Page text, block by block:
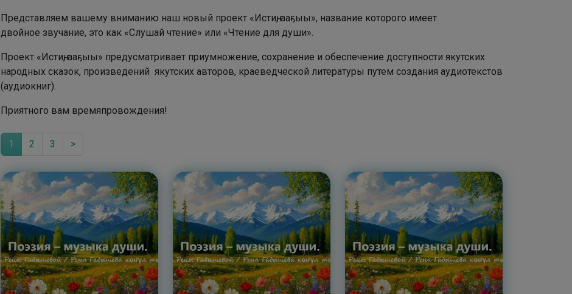
Представляем вашему вниманию наш новый проект «Истиҥ, ааҕыы», название которого имеет
двойное звучание, это как «Слушай чтение» или «Чтение для души».
Проект «Истиҥ, ааҕыы» предусматривает приумножение, сохранение и обеспечение доступности якутских
народных сказок, произведений якутских авторов, краеведческой литературы путем создания аудиотекстов
(аудиокниг).
Приятного вам времяпровождения!
1 2 3 >